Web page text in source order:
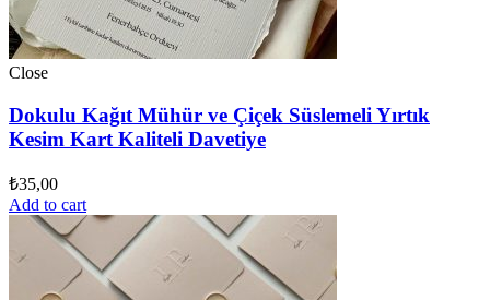
Close
Dokulu Kağıt Mühür ve Çiçek Süslemeli Yırtık
Kesim Kart Kaliteli Davetiye
₺35,00
Add to cart